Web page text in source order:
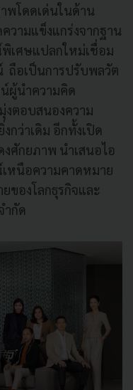
พโดดเด่นในด้าน
วามแข็งแกร่งจากฐาน
เศษแปลกใหม่เชื่อม
ถือเป็นการปรับพลวัต
ผู้นำความคิด
งตอบสนองความ
กว่าเดิม อีกทั้งเปิด
ศักยภาพ นำเสนอไอ
เหนือความคาดหมาย
ของโลกธุรกิจและ
ำกัด